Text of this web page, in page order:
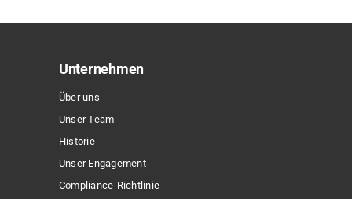
Unternehmen
Über uns
Unser Team
Historie
Unser Engagement
Compliance-Richtlinie